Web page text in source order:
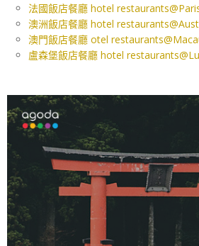
法國飯店餐廳 hotel
澳洲飯店餐廳 hotel
澳門飯店餐廳 otel
盧森堡飯店餐廳 hotel